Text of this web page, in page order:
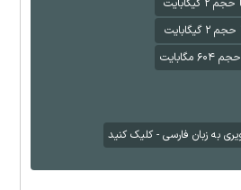
به زبان فارسی - کلیک کنید